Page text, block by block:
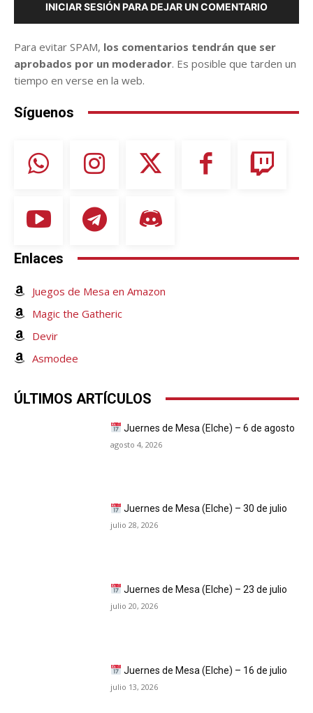
INICIAR SESIÓN PARA DEJAR UN COMENTARIO
Para evitar SPAM, los comentarios tendrán que ser
aprobados por un moderador. Es posible que tarden un
tiempo en verse en la web.
Síguenos
Enlaces
Juegos de Mesa en Amazon
Magic the Gatheric
Devir
Asmodee
ÚLTIMOS ARTÍCULOS
Juernes de Mesa (Elche) – 6 de agosto
agosto 4, 2026
Juernes de Mesa (Elche) – 30 de julio
julio 28, 2026
Juernes de Mesa (Elche) – 23 de julio
julio 20, 2026
Juernes de Mesa (Elche) – 16 de julio
julio 13, 2026